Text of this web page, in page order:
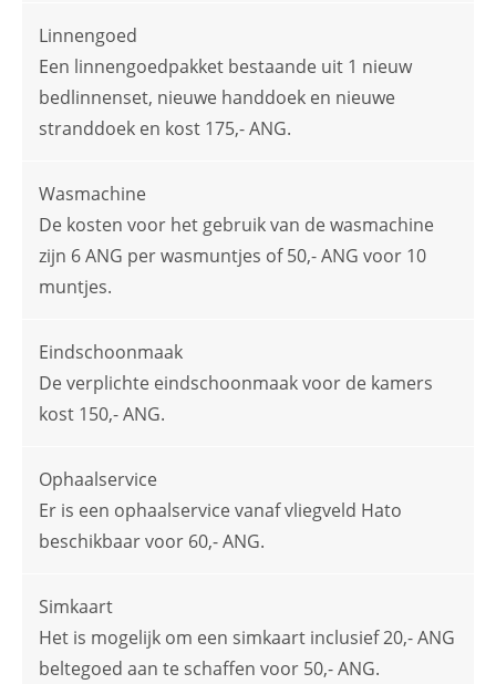
Linnengoed
Een linnengoedpakket bestaande uit 1 nieuw
bedlinnenset, nieuwe handdoek en nieuwe
stranddoek en kost 175,- ANG.
Wasmachine
De kosten voor het gebruik van de wasmachine
zijn 6 ANG per wasmuntjes of 50,- ANG voor 10
muntjes.
Eindschoonmaak
De verplichte eindschoonmaak voor de kamers
kost 150,- ANG.
Ophaalservice
Er is een ophaalservice vanaf vliegveld Hato
beschikbaar voor 60,- ANG.
Simkaart
Het is mogelijk om een simkaart inclusief 20,- ANG
beltegoed aan te schaffen voor 50,- ANG.